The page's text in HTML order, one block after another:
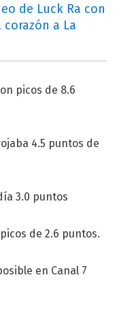
de Luck Ra con
a La
picos de 8.6
4.5 puntos de
3.0 puntos
de 2.6 puntos.
en Canal 7